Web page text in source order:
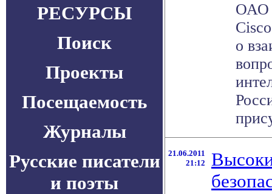
РЕСУРСЫ
Поиск
Проекты
Посещаемость
Журналы
Русские писатели
и поэты
ОАО
о
21.06.2011
21:12